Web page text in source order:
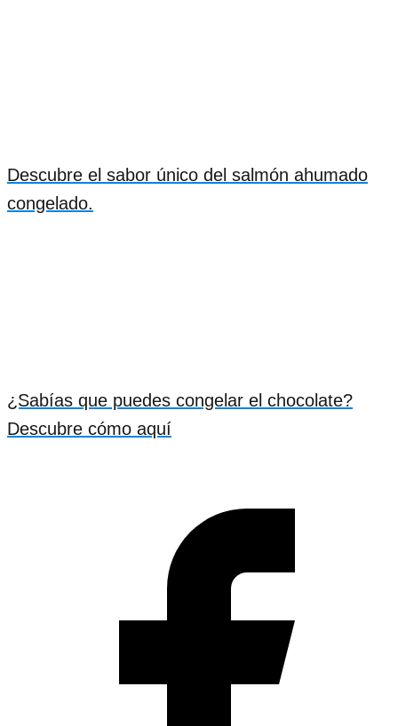
Descubre el sabor único del salmón ahumado
congelado.
¿Sabías que puedes congelar el chocolate?
Descubre cómo aquí